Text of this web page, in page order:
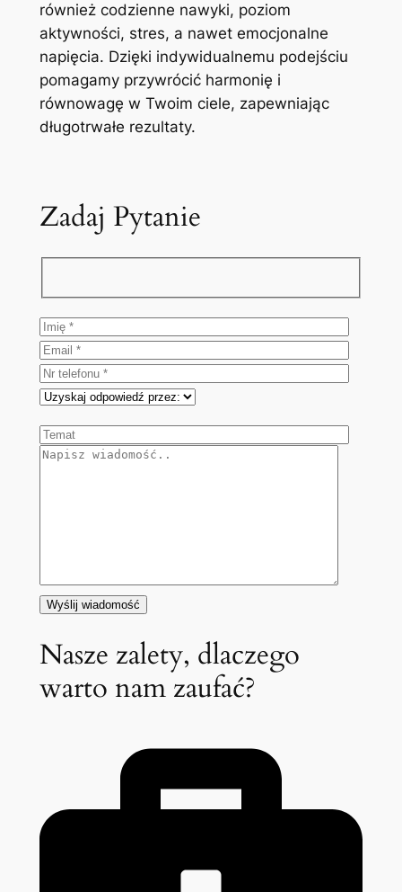
również codzienne nawyki, poziom
aktywności, stres, a nawet emocjonalne
napięcia. Dzięki indywidualnemu podejściu
pomagamy przywrócić harmonię i
równowagę w Twoim ciele, zapewniając
długotrwałe rezultaty.
Zadaj Pytanie
Nasze zalety, dlaczego
warto nam zaufać?